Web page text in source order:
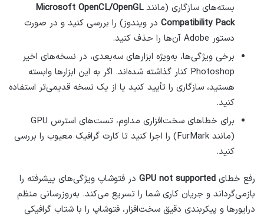
بسته‌های سازگاری (مانندMicrosoft OpenCL/OpenGL
Compatibility Pack در ویندوز) را بررسی کنید و در صورت
دستور Adobe آن‌ها را حذف کنید.
برخی ویژگی‌ها، به‌ویژه ابزارهای سه‌بعدی، در نسخه‌های اخیر
Photoshop کنار گذاشته شده‌اند. اگر به این ابزارها وابسته
هستید، سازگاری را تأیید کنید یا از یک نسخه قدیمی‌تر استفاده
کنید.
برای خطاهای سخت‌افزاری مداوم، تست‌های استرس GPU
(مانند FurMark) را اجرا کنید تا کارت گرافیک معیوب را بررسی
کنید.
رفع خطای GPU not supported در فتوشاپ ویژگی‌های پیشرفته را
بازمی‌گرداند و جریان کاری شما را تسریع می‌کند. به‌روزرسانی منظم
درایورها و پیکربندی دقیق سخت‌افزار، فتوشاپ را با شتاب گرافیکی